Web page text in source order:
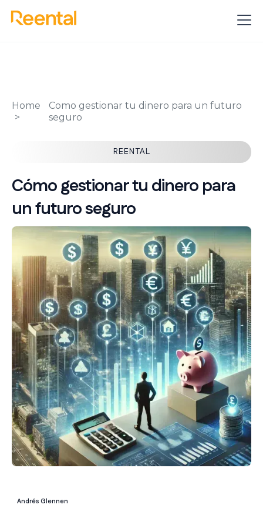
Home
Como gestionar tu dinero para un futuro
seguro
REENTAL
Cómo gestionar tu dinero para
un futuro seguro
Andrés Glennen